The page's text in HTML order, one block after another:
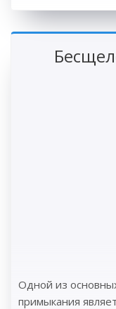
Одной из
примыкания